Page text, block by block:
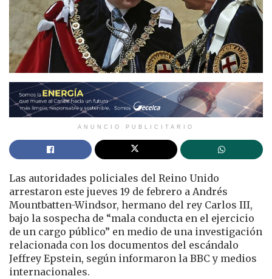
ANUNCIO PUBLICITARIO
Las autoridades policiales del Reino Unido
arrestaron este jueves 19 de febrero a Andrés
Mountbatten-Windsor, hermano del rey Carlos III,
bajo la sospecha de “mala conducta en el ejercicio
de un cargo público” en medio de una investigación
relacionada con los documentos del escándalo
Jeffrey Epstein, según informaron la BBC y medios
internacionales.